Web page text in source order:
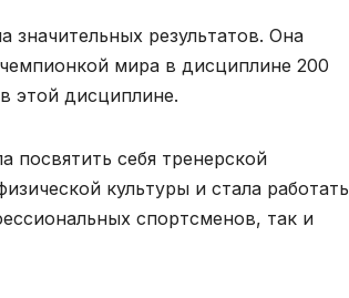
результатов. Она
мира в дисциплине 200
этой дисциплине.
себя тренерской
культуры и стала работать
спортсменов, так и